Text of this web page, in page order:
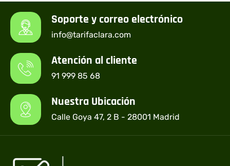
Soporte y correo electrónico
info@tarifaclara.com
Atención al cliente
91 999 85 68
Nuestra Ubicación
Calle Goya 47, 2 B - 28001 Madrid